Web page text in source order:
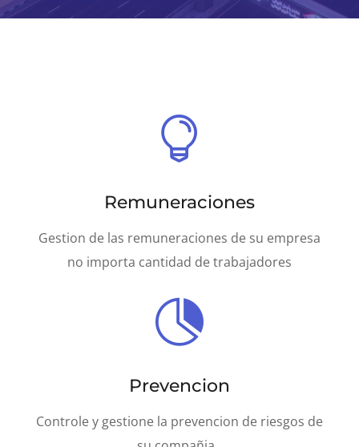

Remuneraciones
Gestion de las remuneraciones de su empresa
no importa cantidad de trabajadores

Prevencion
Controle y gestione la prevencion de riesgos de